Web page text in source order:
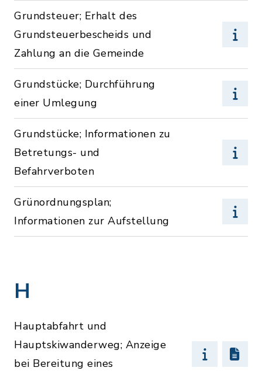
Grundsteuer; Erhalt des
Grundsteuerbescheids und
Zahlung an die Gemeinde
Grundstücke; Durchführung
einer Umlegung
Grundstücke; Informationen zu
Betretungs- und
Befahrverboten
Grünordnungsplan;
Informationen zur Aufstellung
H
Hauptabfahrt und
Hauptskiwanderweg; Anzeige
bei Bereitung eines